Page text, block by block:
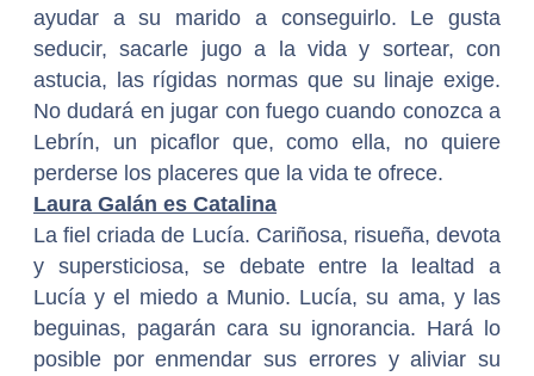
ayudar a su marido a conseguirlo. Le gusta
seducir, sacarle jugo a la vida y sortear, con
astucia, las rígidas normas que su linaje exige.
No dudará en jugar con fuego cuando conozca a
Lebrín, un picaflor que, como ella, no quiere
perderse los placeres que la vida te ofrece.
Laura Galán es Catalina
La fiel criada de Lucía. Cariñosa, risueña, devota
y supersticiosa, se debate entre la lealtad a
Lucía y el miedo a Munio. Lucía, su ama, y las
beguinas, pagarán cara su ignorancia. Hará lo
posible por enmendar sus errores y aliviar su